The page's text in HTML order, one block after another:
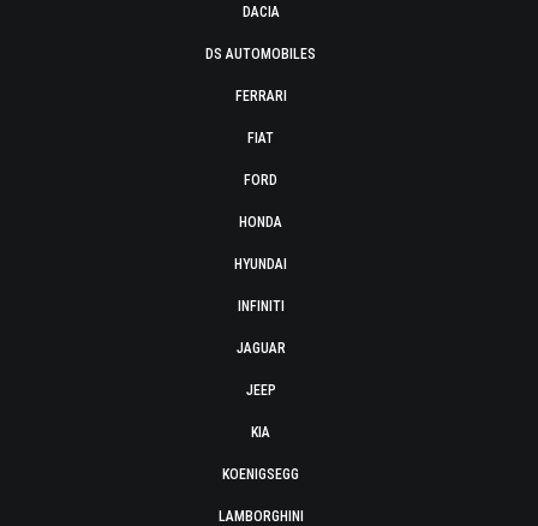
DACIA
DS AUTOMOBILES
FERRARI
FIAT
FORD
HONDA
HYUNDAI
INFINITI
JAGUAR
JEEP
KIA
KOENIGSEGG
LAMBORGHINI